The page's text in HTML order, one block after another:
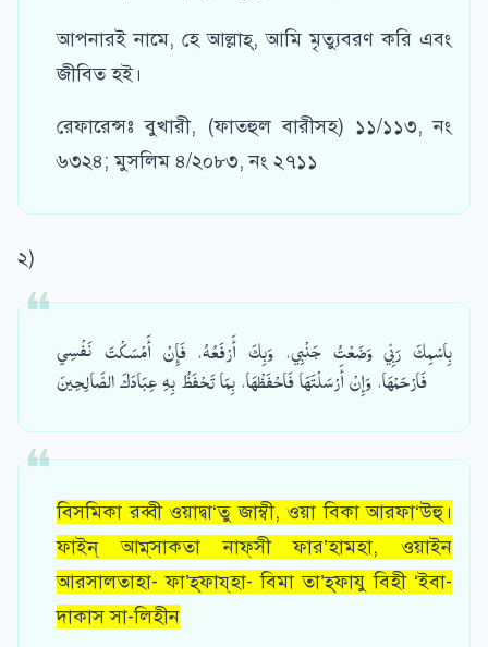
আপনারই নামে, হে আল্লাহ্‌, আমি মৃত্যুবরণ করি এবং
জীবিত হই।
রেফারেন্সঃ বুখারী, (ফাতহুল বারীসহ) ১১/১১৩, নং
৬৩২৪; মুসলিম ৪/২০৮৩, নং ২৭১১
২)
بِاسْمِكَ رَبِّي وَضَعْتُ جَنْبِي، وَبِكَ أَرْفَعُهُ، فَإِنْ أَمْسَكْتَ نَفْسِي
فَارْحَمْهَا، وَإِنْ أَرْسَلْتَهَا فَاحْفَظْهَا، بِمَا تَحْفَظُ بِهِ عِبَادَكَ الصَّالِحِينَ
বিসমিকা রব্বী ওয়াদ্বা‘তু জাম্বী, ওয়া বিকা আরফা‘উহু।
ফাইন্ আম্‌সাকতা নাফ্‌সী ফার’হামহা, ওয়াইন
আরসালতাহা- ফা’হ্‌ফায্‌হা- বিমা তা’হ্‌ফাযু বিহী ‘ইবা-
দাকাস সা-লিহীন